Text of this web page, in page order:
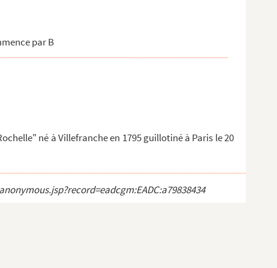
par B
né à Villefranche en 1795 guillotiné à Paris le 20